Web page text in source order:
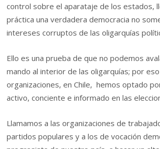
control sobre el aparataje de los estados,
práctica una verdadera democracia no
intereses corruptos de las oligarquías
Ello es una prueba de que no podemos
mando al interior de las oligarquías; por
organizaciones, en Chile, hemos optado
activo, conciente e informado en las
Llamamos a las organizaciones de
partidos populares y a los de vocación